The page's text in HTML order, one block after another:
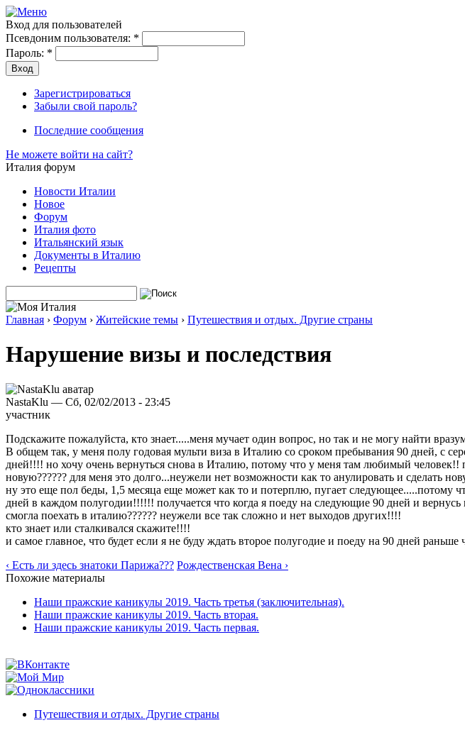
Вход для пользователей
Псевдоним пользователя: *
Пароль: *
Зарегистрироваться
Забыли свой пароль?
Последние сообщения
Не можете войти на сайт?
Италия форум
Новости Италии
Новое
Форум
Италия фото
Итальянский язык
Документы в Италию
Рецепты
Главная › Форум › Житейские темы › Путешествия и отдых. Другие страны
Нарушение визы и последствия
NastaKlu — Сб, 02/02/2013 - 23:45
участник
Подскажите пожалуйста, кто знает.....меня мучает один вопрос, но так и не могу найти
В общем так, у меня полу годовая мульти виза в Италию со сроком пребывания 90 дней, с
дней!!!! но хочу очень вернуться снова в Италию, потому что у меня там любимый человек!!
новую?????? для меня это долго...неужели нет возможности как то анулировать и сделать
ну это еще пол беды, 1,5 месяца еще может как то и потерплю, пугает следующее.....потому
дней в каждом полугодии!!!!!! получается что когда я поеду на следующие 90 дней и
смогла поехать в италию?????? неужели все так сложно и нет выходов других!!!!
кто знает или сталкивался скажите!!!!
и самое главное, что будет если я не буду ждать второе полугодие и поеду на 90 дней раньше
‹ Есть ли здесь знатоки Парижа??? Рождественская Вена ›
Похожие материалы
Наши пражские каникулы 2019. Часть третья (заключительная).
Наши пражские каникулы 2019. Часть вторая.
Наши пражские каникулы 2019. Часть первая.
Путешествия и отдых. Другие страны